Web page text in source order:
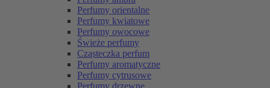
Perfumy orientalne
Perfumy kwiatowe
Perfumy owocowe
Świeże perfumy
Cząsteczka perfum
Perfumy aromatyczne
Perfumy cytrusowe
Perfumy drzewne